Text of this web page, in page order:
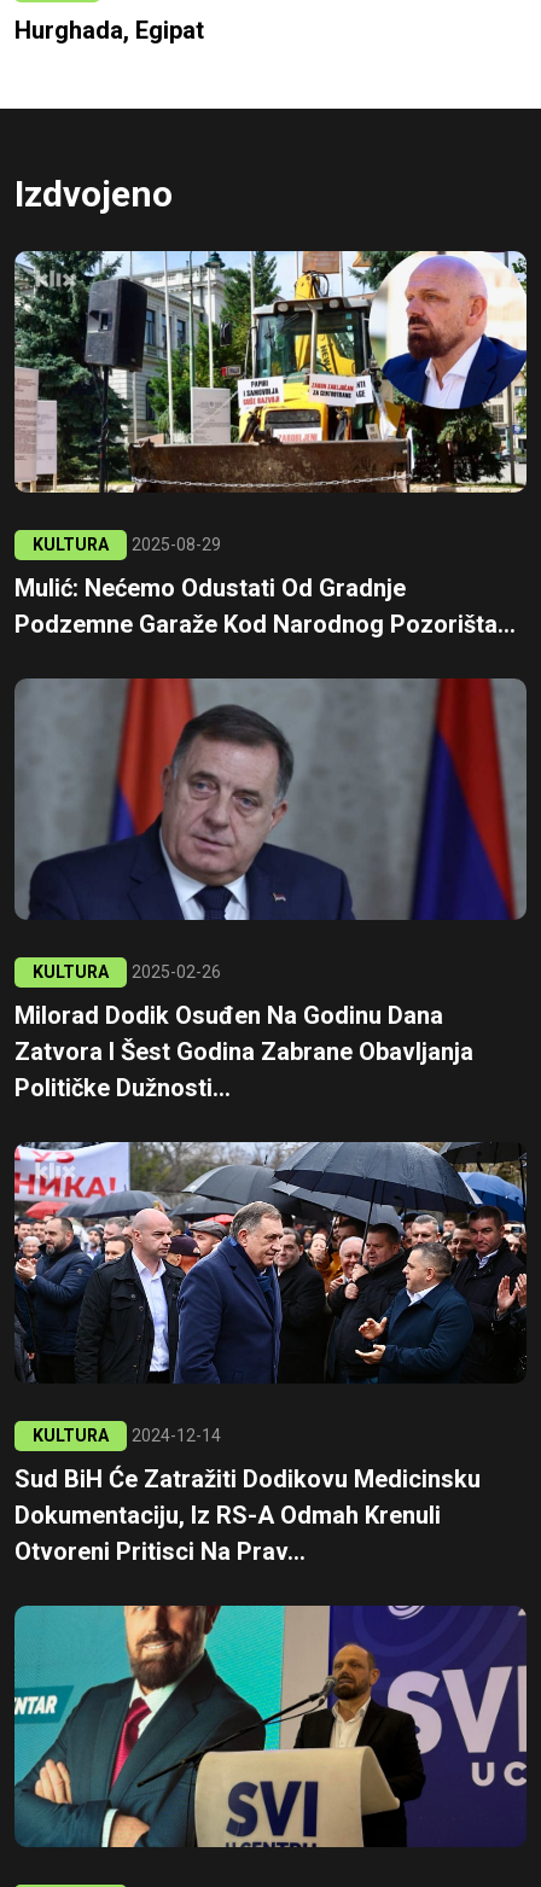
Hurghada, Egipat
Izdvojeno
KULTURA 2025-08-29
Mulić: Nećemo Odustati Od Gradnje
Podzemne Garaže Kod Narodnog Pozorišta...
KULTURA 2025-02-26
Milorad Dodik Osuđen Na Godinu Dana
Zatvora I Šest Godina Zabrane Obavljanja
Političke Dužnosti...
KULTURA 2024-12-14
Sud BiH Će Zatražiti Dodikovu Medicinsku
Dokumentaciju, Iz RS-A Odmah Krenuli
Otvoreni Pritisci Na Prav...